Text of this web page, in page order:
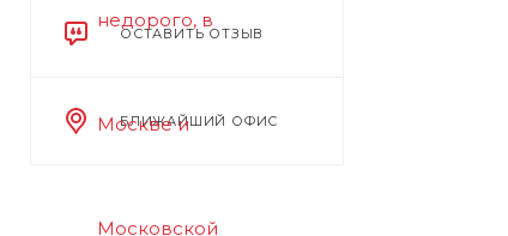
ОСТАВИТЬ ОТЗЫВ
БЛИЖАЙШИЙ ОФИС